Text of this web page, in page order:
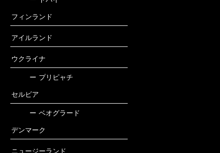
フィンランド
アイルランド
ウクライナ
ー プリピャチ
セルビア
ー ベオグラード
デンマーク
ニュージーランド